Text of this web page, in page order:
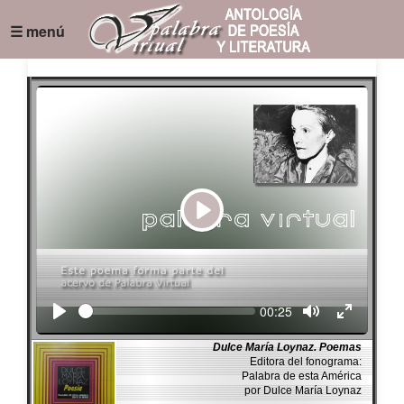
☰ menú
Play
Seek Current
00:25
Dulce María Loynaz. Poemas
Editora del fonograma:
Palabra de esta América
por Dulce María Loynaz